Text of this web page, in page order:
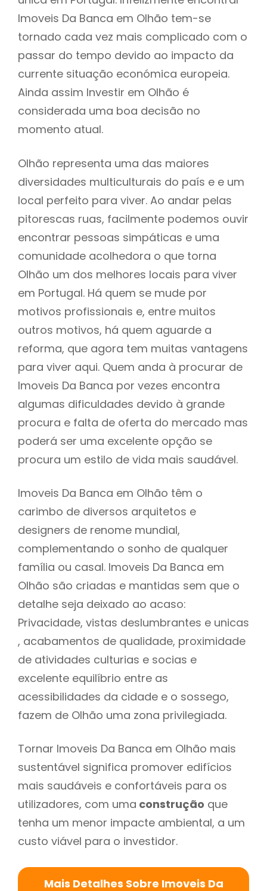
Imoveis Da Banca em Olhão tem-se
tornado cada vez mais complicado com o
passar do tempo devido ao impacto da
currente situação económica europeia.
Ainda assim Investir em Olhão é
considerada uma boa decisão no
momento atual.
Olhão representa uma das maiores
diversidades multiculturais do país e e um
local perfeito para viver. Ao andar pelas
pitorescas ruas, facilmente podemos ouvir
encontrar pessoas simpáticas e uma
comunidade acolhedora o que torna
Olhão um dos melhores locais para viver
em Portugal. Há quem se mude por
motivos profissionais e, entre muitos
outros motivos, há quem aguarde a
reforma, que agora tem muitas vantagens
para viver aqui. Quem anda à procurar de
Imoveis Da Banca por vezes encontra
algumas dificuldades devido à grande
procura e falta de oferta do mercado mas
poderá ser uma excelente opção se
procura um estilo de vida mais saudável.
Imoveis Da Banca em Olhão têm o
carimbo de diversos arquitetos e
designers de renome mundial,
complementando o sonho de qualquer
família ou casal. Imoveis Da Banca em
Olhão são criadas e mantidas sem que o
detalhe seja deixado ao acaso:
Privacidade, vistas deslumbrantes e unicas
, acabamentos de qualidade, proximidade
de atividades culturias e socias e
excelente equilíbrio entre as
acessibilidades da cidade e o sossego,
fazem de Olhão uma zona privilegiada.
Tornar Imoveis Da Banca em Olhão mais
sustentável significa promover edifícios
mais saudáveis e confortáveis para os
utilizadores, com uma construção que
tenha um menor impacte ambiental, a um
custo viável para o investidor.
Mais Detalhes Sobre Imoveis Da